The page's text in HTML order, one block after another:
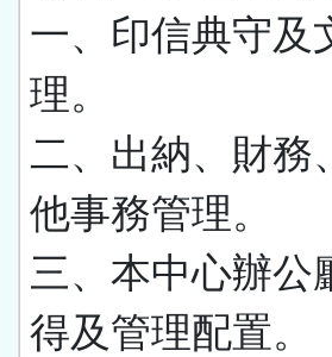
一、印信典守及
理。
二、出納、財務
他事務管理。
三、本中心辦公
得及管理配置。